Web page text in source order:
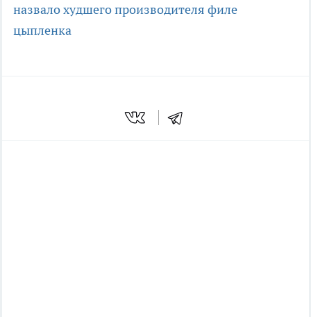
назвало худшего производителя филе
цыпленка